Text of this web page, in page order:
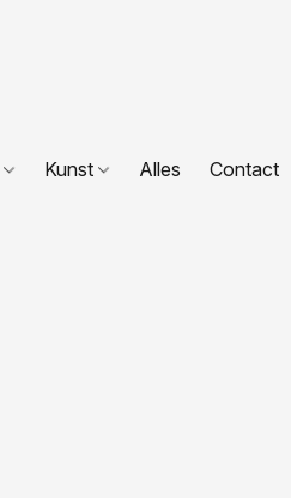
Kunst Alles Contact